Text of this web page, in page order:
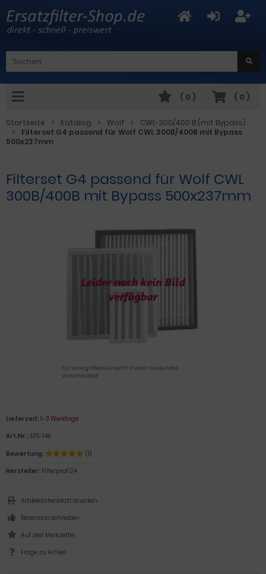
( 0 )
( 0 )
Startseite Katalog Wolf
CWL-300/400 B (mit Bypass)
Filterset G4 passend für Wolf CWL 300B/400B mit Bypass
500x237mm
Filterset G4 passend für Wolf CWL
300B/400B mit Bypass 500x237mm
Für eine größere Ansicht klicken Sie auf das
Vorschaubild
Lieferzeit: 1-3 Werktage
Art.Nr.: EFS-149
Bewertung:
(1)
Hersteller: Filterprofi24
Artikeldatenblatt drucken
Rezension schreiben
Frage zu Artikel